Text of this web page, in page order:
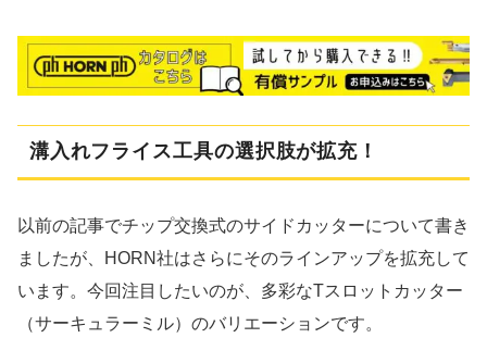
溝入れフライス工具の選択肢が拡充！
以前の記事でチップ交換式のサイドカッターについて書き
ましたが、HORN社はさらにそのラインアップを拡充して
います。今回注目したいのが、多彩なTスロットカッター
（サーキュラーミル）のバリエーションです。